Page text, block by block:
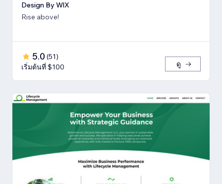
Design By WlX
Rise above!
5.0 (51)
เริ่มต้นที่ $100
ดู